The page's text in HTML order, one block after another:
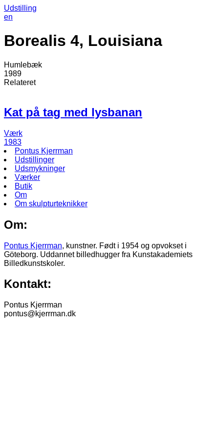
Udstilling
en
Borealis 4, Louisiana
Humlebæk
1989
Relateret
Kat på tag med lysbanan
Værk
1983
Pontus Kjerrman
Udstillinger
Udsmykninger
Værker
Butik
Om
Om skulpturteknikker
Om:
Pontus Kjerrman, kunstner. Født i 1954 og opvokset i
Göteborg. Uddannet billedhugger fra Kunstakademiets
Billedkunstskoler.
Kontakt:
Pontus Kjerrman
pontus@kjerrman.dk